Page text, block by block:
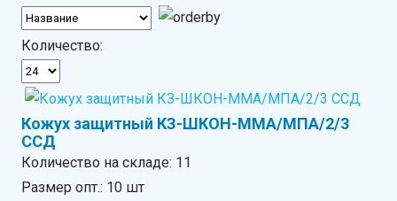
Количество:
Кожух защитный КЗ-ШКОН-ММА/МПА/2/3
ССД
Количество на складе: 11
Размер опт.: 10 шт